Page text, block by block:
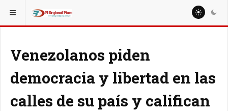
ESTÁ AQUÍ: MUNDO
Venezolanos piden
democracia y libertad en las
calles de su país y califican